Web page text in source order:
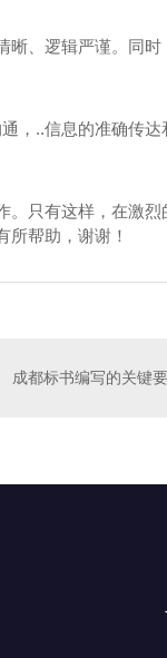
晰、逻辑严谨。同时
，..信息的准确传达
。只有这样，在激烈
帮助，谢谢！
成都标书编写的关键